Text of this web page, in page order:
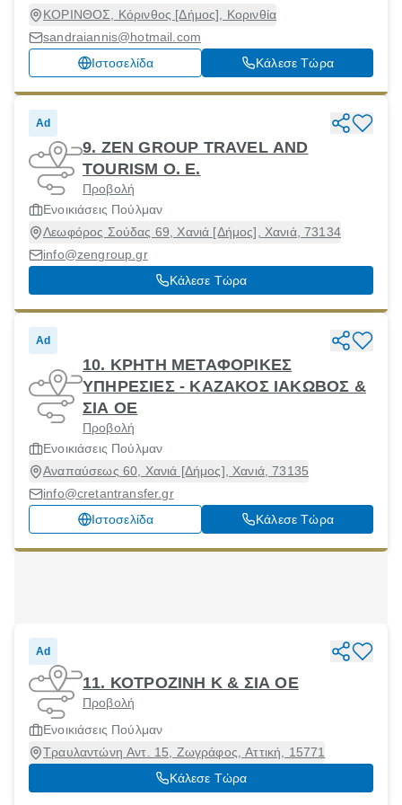
ΚΟΡΙΝΘΟΣ, Κόρινθος [Δήμος], Κορινθία
sandraiannis@hotmail.com
Ιστοσελίδα
Κάλεσε Τώρα
Ad
9. ZEN GROUP TRAVEL AND
TOURISM Ο. Ε.
Προβολή
Ενοικιάσεις Πούλμαν
Λεωφόρος Σούδας 69, Χανιά [Δήμος], Χανιά, 73134
info@zengroup.gr
Κάλεσε Τώρα
Ad
10. ΚΡΗΤΗ ΜΕΤΑΦΟΡΙΚΕΣ
ΥΠΗΡΕΣΙΕΣ - ΚΑΖΑΚΟΣ ΙΑΚΩΒΟΣ &
ΣΙΑ ΟΕ
Προβολή
Ενοικιάσεις Πούλμαν
Αναπαύσεως 60, Χανιά [Δήμος], Χανιά, 73135
info@cretantransfer.gr
Ιστοσελίδα
Κάλεσε Τώρα
Ad
11. ΚΟΤΡΟΖΙΝΗ Κ & ΣΙΑ ΟΕ
Προβολή
Ενοικιάσεις Πούλμαν
Τραυλαντώνη Αντ. 15, Ζωγράφος, Αττική, 15771
Κάλεσε Τώρα